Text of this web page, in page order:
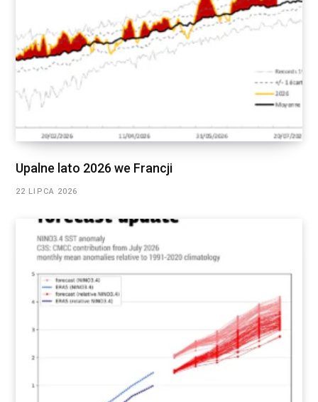
Upalne lato 2026 we Francji
22 LIPCA 2026